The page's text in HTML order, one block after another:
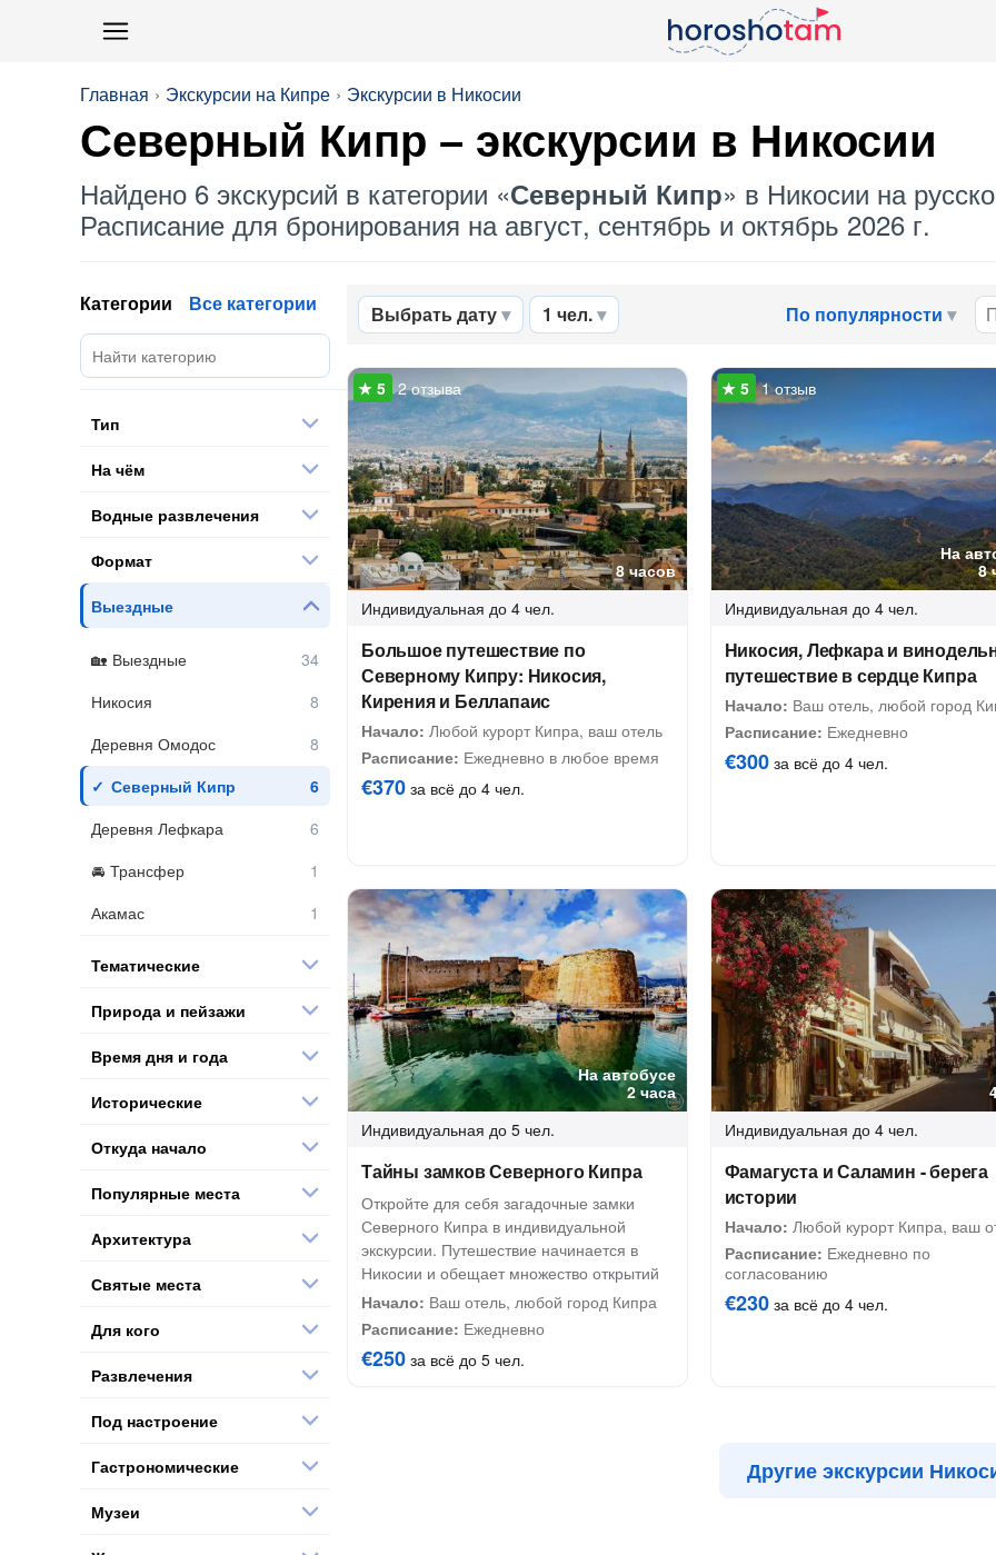
Главная Экскурсии на Кипре Экскурсии в Никосии
Северный Кипр – экскурсии в Никосии
Найдено 6 экскурсий в категории «Северный Кипр» в Никосии на
Расписание для бронирования на август, сентябрь и октябрь 2026 г.
Выбрать дату 1 чел. По популярности
8 часов
2 отзыва
Индивидуальная до 4 чел.
Большое путешествие по
Северному Кипру: Никосия,
Кирения и Беллапаис
Начало: Любой курорт Кипра, ваш отель
Расписание: Ежедневно в любое время
€370 за всё до 4 чел.
На
8
1 отзыв
Индивидуальная до 4 чел.
Никосия, Лефкара и
путешествие в сердце Кипра
Начало: Ваш отель, любой город
Расписание: Ежедневно
€300за всё до 4 чел.
На автобусе
2 часа
Индивидуальная до 5 чел.
Тайны замков Северного Кипра
Откройте для себя загадочные замки
Северного Кипра в индивидуальной
экскурсии. Путешествие начинается в
Никосии и обещает множество открытий
Начало: Ваш отель, любой город Кипра
Расписание: Ежедневно
€250 за всё до 5 чел.
Индивидуальная до 4 чел.
Фамагуста и Саламин - берега
истории
Начало: Любой курорт Кипра, ваш
Расписание: Ежедневно по
согласованию
€230за всё до 4 чел.
Другие экскурсии
Категории Все категории
Тип
На чём
Водные развлечения
Формат
Выездные
Выездные
Никосия
Деревня Омодос
Северный Кипр
Деревня Лефкара
Трансфер
Акамас
Тематические
Природа и пейзажи
Время дня и года
Исторические
Откуда начало
Популярные места
Архитектура
Святые места
Для кого
Развлечения
Под настроение
Гастрономические
Музеи